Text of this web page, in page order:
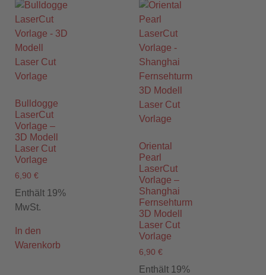
Bulldogge
LaserCut
Vorlage –
3D Modell
Laser Cut
Vorlage
6,90 €
Enthält 19%
MwSt.
In den
Warenkorb
Oriental
Pearl
LaserCut
Vorlage –
Shanghai
Fernsehturm
3D Modell
Laser Cut
Vorlage
6,90 €
Enthält 19%